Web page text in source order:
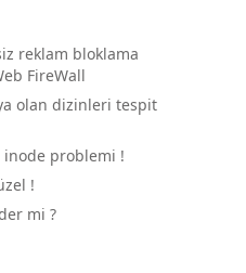
reklam bloklama
FireWall
olan dizinleri tespit
problemi !
!
mi ?